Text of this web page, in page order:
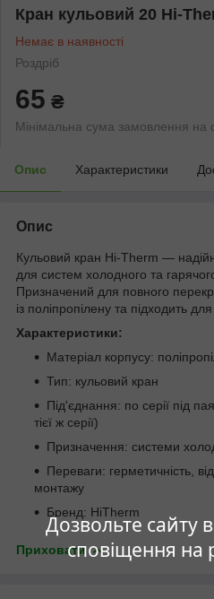
Дозвольте сайту
сповіщення на
Кран кульовий 20 Hi-
Немає в наявності
Роздріб
65 ₴
Мінімальна сума замовлення на
Опис Характеристики
Опис
Кульовий кран Hi-Therm —
для систем холодного та
Призначений для повного
із поліпропілену та підходить
Характеристики:
Матеріал корпусу:
Тип: кульовий кран
Під'єднання: по серії під
тієї ж серії)
Призначення: системи
Переваги: герметичність,
монтажу
Бренд: HiTherm
Приховати